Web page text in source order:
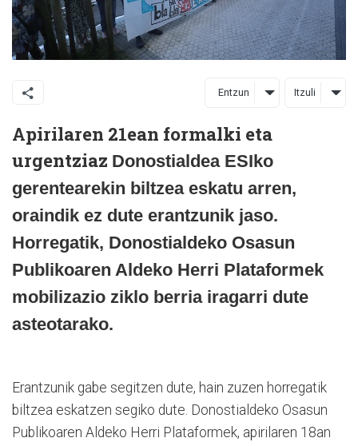
Entzun Itzuli
Apirilaren 21ean formalki eta
urgentziaz Donostialdea ESIko
gerentearekin biltzea eskatu arren,
oraindik ez dute erantzunik jaso.
Horregatik, Donostialdeko Osasun
Publikoaren Aldeko Herri Plataformek
mobilizazio ziklo berria iragarri dute
asteotarako.
Erantzunik gabe segitzen dute, hain zuzen horregatik
biltzea eskatzen segiko dute. Donostialdeko Osasun
Publikoaren Aldeko Herri Plataformek, apirilaren 18an